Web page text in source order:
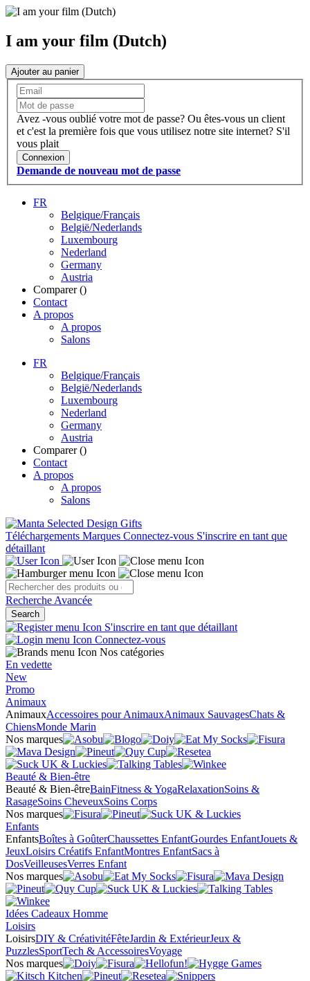
I am your film (Dutch)
Ajouter au panier
Avez -vous oublié votre mot de passe? Ou êtes-vous un client
et c'est la première fois que vous utilisez notre site internet? S'il
vous plait
Connexion
Demande de nouveau mot de passe
FR
Belgique/Français
België/Nederlands
Luxembourg
Nederland
Germany
Austria
Comparer ()
Contact
A propos
A propos
Salons
FR
Belgique/Français
België/Nederlands
Luxembourg
Nederland
Germany
Austria
Comparer ()
Contact
A propos
A propos
Salons
Téléchargements Marques Connectez-vous S'inscrire en tant que
détaillant
Recherche Avancée
Search
S'inscrire en tant que détaillant
Connectez-vous
Nos catégories
En vedette
New
Promo
Animaux
AnimauxAccessoires pour AnimauxAnimaux SauvagesChats &
ChiensMonde Marin
Nos marques
Beauté & Bien-être
Beauté & Bien-êtreBainFitness & YogaRelaxationSoins &
RasageSoins CheveuxSoins Corps
Nos marques
Enfants
EnfantsBoîtes à GoûterChaussettes EnfantGourdes EnfantJouets &
JeuxLoisirs Créatifs EnfantMontres EnfantSacs à
DosVeilleusesVerres Enfant
Nos marques
Idées Cadeaux Homme
Loisirs
LoisirsDIY & CréativitéFêteJardin & ExtérieurJeux &
PuzzlesSportTech & AccessoiresVoyage
Nos marques